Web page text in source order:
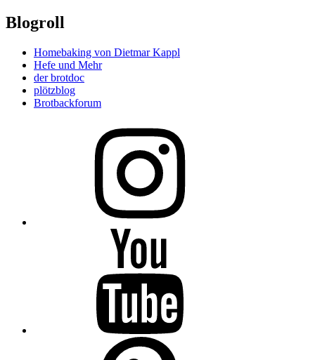
Blogroll
Homebaking von Dietmar Kappl
Hefe und Mehr
der brotdoc
plötzblog
Brotbackforum